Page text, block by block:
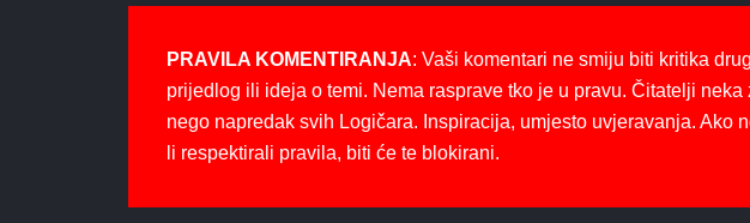
PRAVILA KOMENTIRANJA: Vaši komentari ne smiju biti kritika
prijedlog ili ideja o temi. Nema rasprave tko je u pravu. Čitatelji
nego napredak svih Logičara. Inspiracija, umjesto uvjeravanja. Ako
li respektirali pravila, biti će te blokirani.